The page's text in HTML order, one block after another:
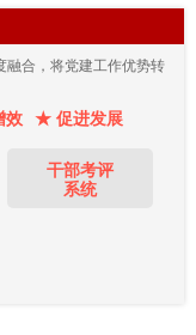
融合，将党建工作优势转
效 ★ 促进发展
干部考评
系统